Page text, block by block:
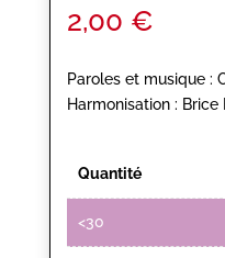
2,00 €
Paroles et musique :
Harmonisation : Brice
Quantité
<30